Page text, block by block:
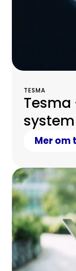
TESMA
system
Mer om